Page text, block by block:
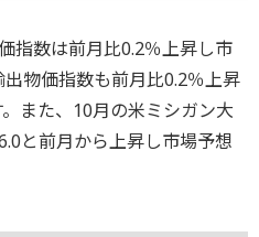
指数は前月比0.2％上昇し市
物価指数も前月比0.2％上昇
また、10月の米ミシガン大
と前月から上昇し市場予想